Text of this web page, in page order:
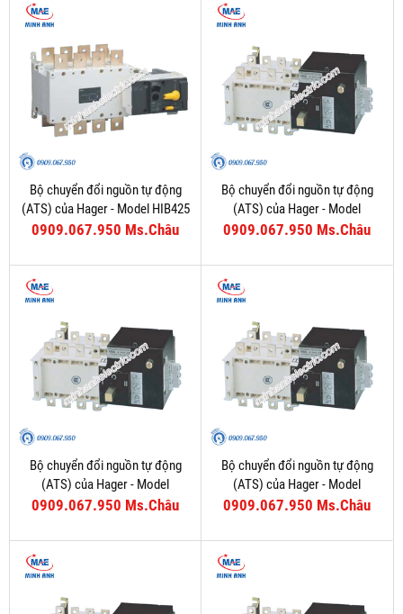
Bộ chuyển đổi nguồn tự động
(ATS) của Hager - Model HIB425
0909.067.950 Ms.Châu
Bộ chuyển đổi nguồn tự động
(ATS) của Hager - Model
HIC416C
0909.067.950 Ms.Châu
Bộ chuyển đổi nguồn tự động
(ATS) của Hager - Model
HIC412C
0909.067.950 Ms.Châu
Bộ chuyển đổi nguồn tự động
(ATS) của Hager - Model
HIC410C
0909.067.950 Ms.Châu